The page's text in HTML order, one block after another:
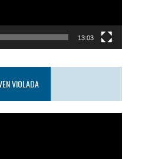
13:03
VIOLADA